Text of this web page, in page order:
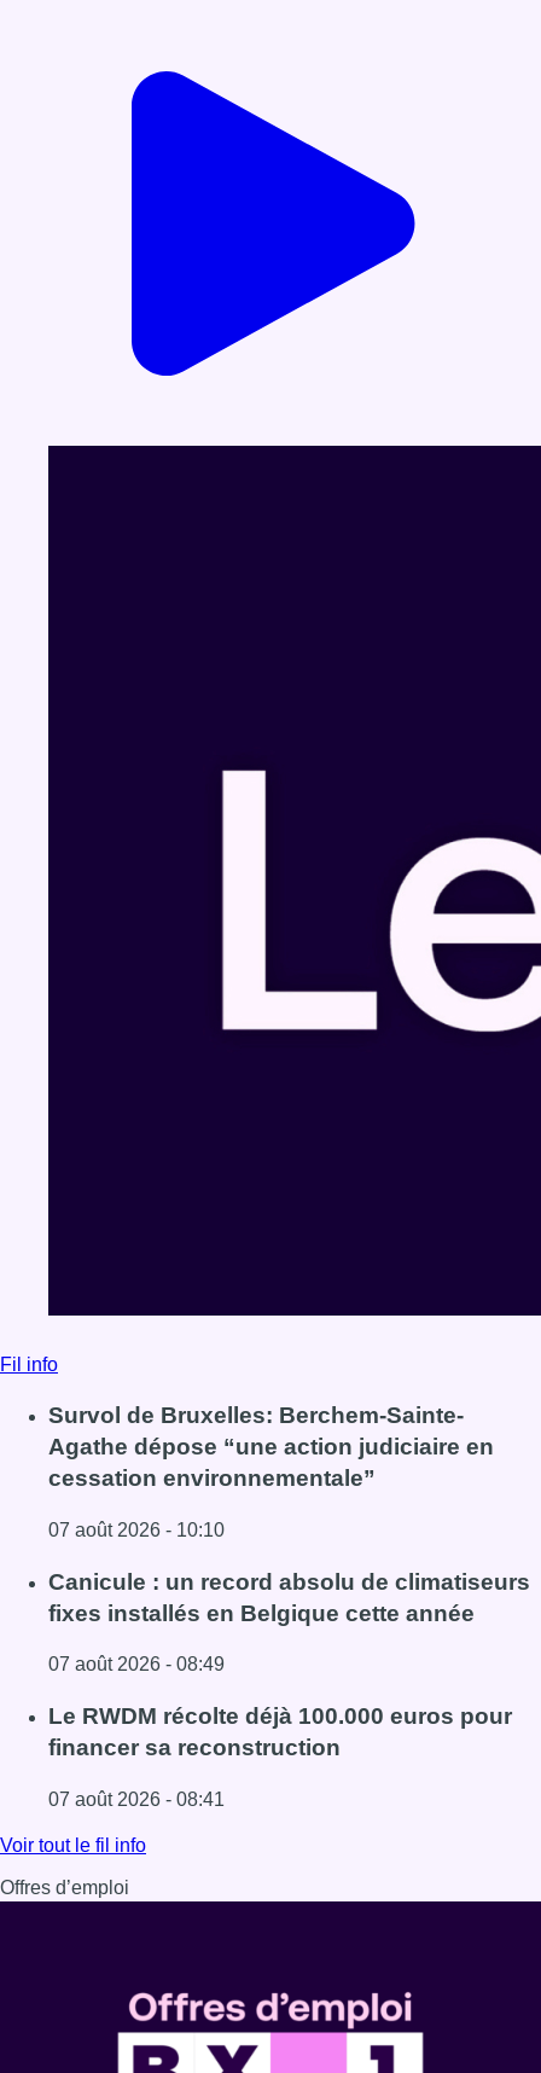
Fil info
Survol de Bruxelles: Berchem-Sainte-
Agathe dépose “une action judiciaire en
cessation environnementale”
07 août 2026 - 10:10
Lire l'article Survol de Bruxelles: Berchem-Sainte-
Canicule : un record absolu de climatiseurs
fixes installés en Belgique cette année
07 août 2026 - 08:49
Lire l'article Canicule : un record absolu de climatiseurs
Le RWDM récolte déjà 100.000 euros pour
financer sa reconstruction
07 août 2026 - 08:41
Lire l'article Le RWDM récolte déjà 100.000 euros pour
Voir tout le fil info
Offres d’emploi